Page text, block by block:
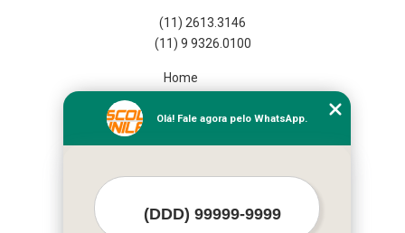
(11) 2613.3146
(11) 9 9326.0100
Home
Missão
Mapa do site
Olá! Fale agora pelo WhatsApp.